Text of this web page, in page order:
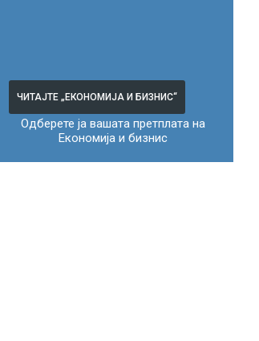
ЧИТАЈТЕ „ЕКОНОМИЈА И БИЗНИС“
Одберете ја вашата претплата на
Економија и бизнис